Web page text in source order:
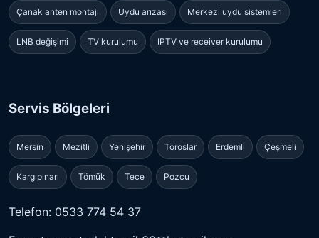
Çanak anten montajı Uydu arızası Merkezi uydu sistemleri
LNB değişimi TV kurulumu IPTV ve receiver kurulumu
Servis Bölgeleri
Mersin Mezitli Yenişehir Toroslar Erdemli Çeşmeli
Kargıpınarı Tömük Tece Pozcu
Telefon: 0533 774 54 37